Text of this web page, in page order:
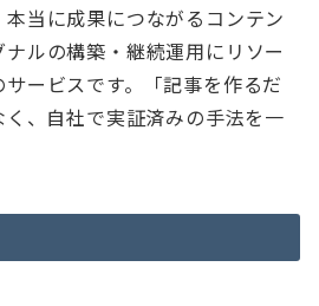
当に成果につながるコンテン
ルの構築・継続運用にリソー
ービスです。「記事を作るだ
、自社で実証済みの手法を一